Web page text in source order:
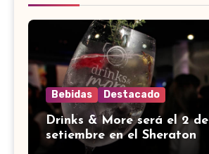
Bebidas Destacado
Drinks & More será el 2 de
setiembre en el Sheraton